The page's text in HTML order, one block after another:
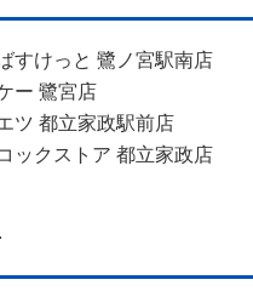
すけっと 鷺ノ宮駅南店
ー 鷺宮店
ツ 都立家政駅前店
ックストア 都立家政店